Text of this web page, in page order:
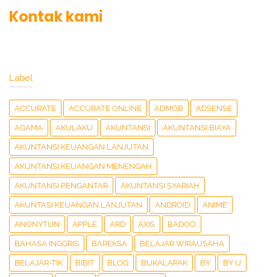
Kontak kami
Label
ACCURATE ACCURATE ONLINE ADMOB ADSENSE
AGAMA AKULAKU AKUNTANSI AKUNTANSI BIAYA
AKUNTANSI KEUANGAN LANJUTAN
AKUNTANSI KEUANGAN MENENGAH
AKUNTANSI PENGANTAR AKUNTANSI SYARIAH
AKUNTASI KEUANGAN LANJUTAN ANDROID ANIME
ANONYTUN APPLE ARD AXIS BADOO
BAHASA INGGRIS BAREKSA BELAJAR WIRAUSAHA
BELAJAR-TIK BIBIT BLOG BUKALAPAK BY BY U